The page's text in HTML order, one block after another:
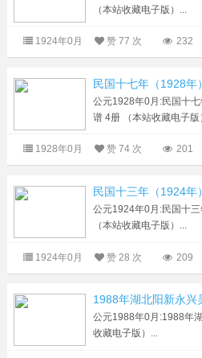
（本站收藏电子版）...
1924年0月 赞77 次 232
民国十七年（1928
公元1928年0月:民国十
谱 4册 （本站收藏电子版
1928年0月 赞74 次 201
民国十三年（1924
公元1924年0月:民国十
（本站收藏电子版）...
1924年0月 赞 28 次 209
1988年湖北阳新永兴
公元1988年0月:1988年
收藏电子版）...